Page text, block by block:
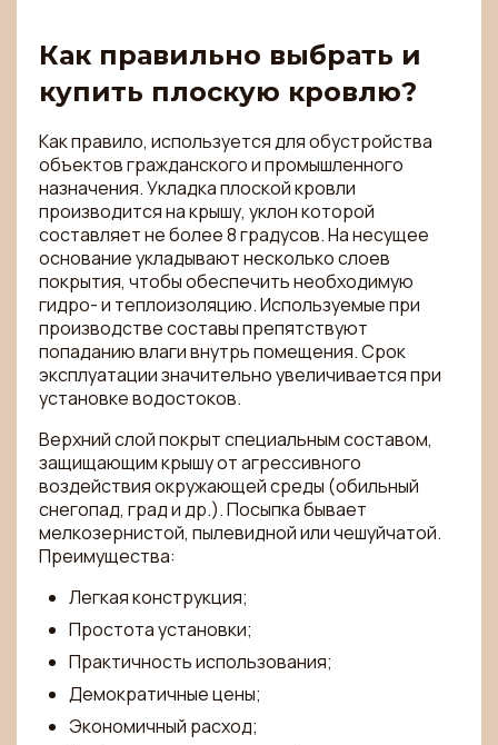
Как правильно выбрать и
купить плоскую кровлю?
Как правило, используется для обустройства
объектов гражданского и промышленного
назначения. Укладка плоской кровли
производится на крышу, уклон которой
составляет не более 8 градусов. На несущее
основание укладывают несколько слоев
покрытия, чтобы обеспечить необходимую
гидро- и теплоизоляцию. Используемые при
производстве составы препятствуют
попаданию влаги внутрь помещения. Срок
эксплуатации значительно увеличивается при
установке водостоков.
Верхний слой покрыт специальным составом,
защищающим крышу от агрессивного
воздействия окружающей среды (обильный
снегопад, град и др.). Посыпка бывает
мелкозернистой, пылевидной или чешуйчатой.
Преимущества:
Легкая конструкция;
Простота установки;
Практичность использования;
Демократичные цены;
Экономичный расход;